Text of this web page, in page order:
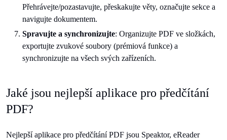
Přehrávejte/pozastavujte, přeskakujte věty, označujte sekce a
navigujte dokumentem.
Spravujte a synchronizujte: Organizujte PDF ve složkách,
exportujte zvukové soubory (prémiová funkce) a
synchronizujte na všech svých zařízeních.
Jaké jsou nejlepší aplikace pro předčítání
PDF?
Nejlepší aplikace pro předčítání PDF jsou Speaktor, eReader